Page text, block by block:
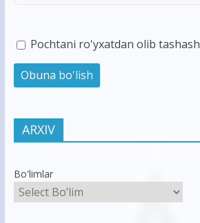
Pochtani ro'yxatdan olib tashash
ARXIV
Bo'limlar